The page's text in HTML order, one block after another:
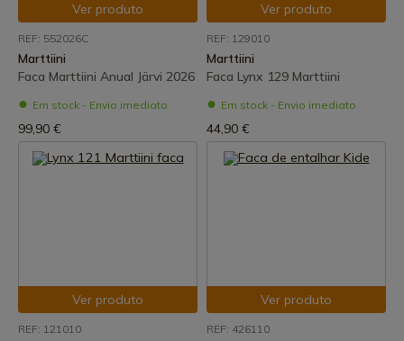
Ver produto
REF: 552026C
Marttiini
Faca Marttiini Anual Järvi 2026
Em stock - Envio imediato
99,90 €
Ver produto
REF: 129010
Marttiini
Faca Lynx 129 Marttiini
Em stock - Envio imediato
44,90 €
Ver produto
REF: 121010
Ver produto
REF: 426110